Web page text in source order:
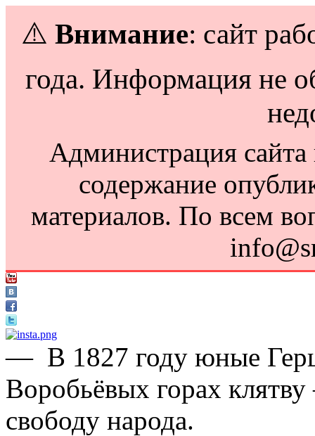
⚠️ Внимание: сайт
года. Информация не
Администрация сайта
содержание
материалов. По всем
— В 1827 году юные
Воробьёвых горах
свободу народа.